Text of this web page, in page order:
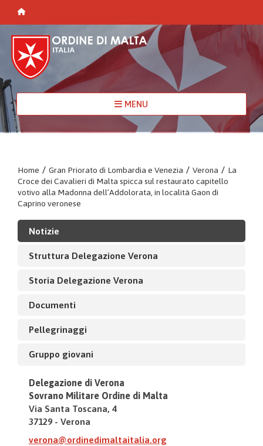
MENU
Home / Gran Priorato di Lombardia e Venezia / Verona / La
Croce dei Cavalieri di Malta spicca sul restaurato capitello
votivo alla Madonna dell’Addolorata, in località Gaon di
Caprino veronese
Notizie
Struttura Delegazione Verona
Storia Delegazione Verona
Documenti
Pellegrinaggi
Gruppo giovani
Delegazione di Verona
Sovrano Militare Ordine di Malta
Via Santa Toscana, 4
37129 - Verona
verona@ordinedimaltaitalia.org